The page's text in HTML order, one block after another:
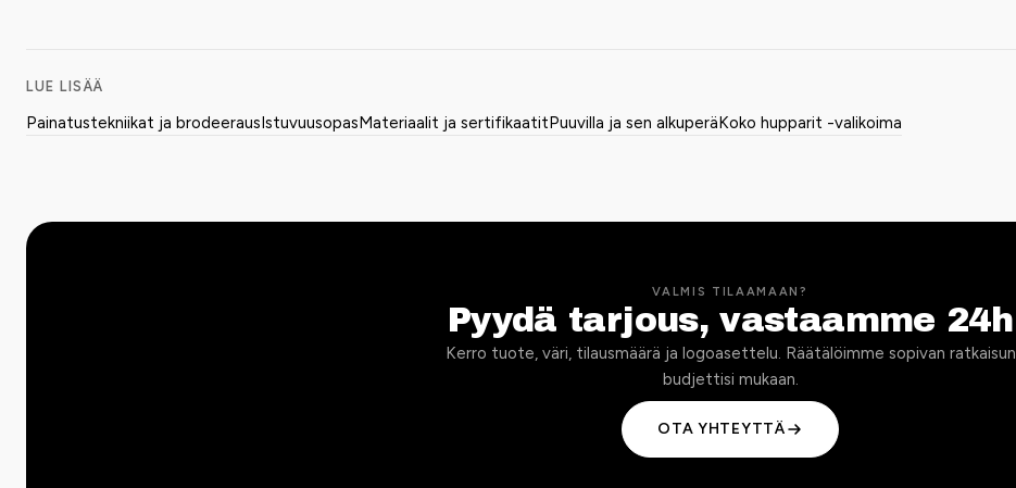
LUE LISÄÄ
Painatustekniikat ja brodeerausIstuvuusopasMateriaalit ja sertifikaatitPuuvilla ja sen alkuperäKoko hupparit -valikoima
VALMIS TILAAMAAN?
Pyydä tarjous, vastaamme 24h
Kerro tuote, väri, tilausmäärä ja logoasettelu. Räätälöimme sopivan ratkaisun
budjettisi mukaan.
OTA YHTEYTTÄ